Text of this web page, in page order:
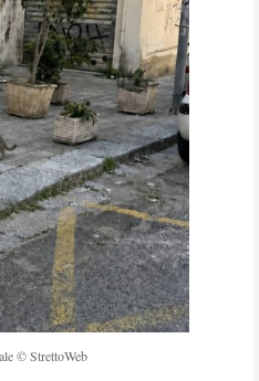
© StrettoWeb